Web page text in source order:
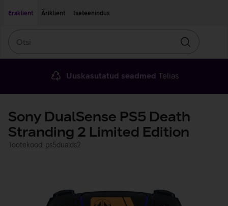
Eraklient
Äriklient Iseteenindus
Otsin
Uuskasutatud seadmed Telias
Sony DualSense PS5 Death
Stranding 2 Limited Edition
Tootekood: ps5dualds2